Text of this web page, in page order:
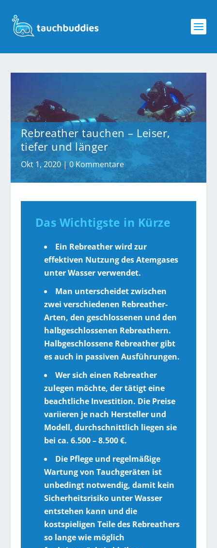
Rebreather tauchen – Leiser,
tiefer und länger
Okt 1, 2020|0 Kommentare
Das Wichtigste in Kürze
Ein Rebreather wird zur
effektiven Nutzung des Atemgases
unter Wasser verwendet.
Man unterscheidet zwischen
zwei verschiedenen Rebreather-
Arten, den geschlossenen und den
halbgeschlossenen Rebreathern.
Halbgeschlossene Rebreather gibt
es auch in passiven Ausführungen.
Wer sich einen Rebreather
zulegen möchte, der tätigt eine
beachtliche Investition. Die Preise
variieren je nach Hersteller und
Modell, durchschnittlich liegen sie
bei ca. 6.500 – 8.500 €.
Die Pflege und regelmäßige
Wartung von Tauchgeräten ist
unbedingt notwendig, damit kein
Sicherheitsrisiko unter Wasser
entstehen kann und die
kostspieligen Teile des Rebreathers
so lange wie möglich